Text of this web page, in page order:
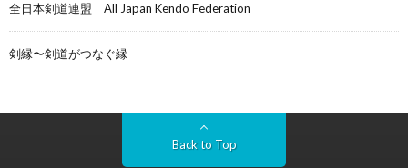
全日本剣道連盟 All Japan Kendo Federation
剣縁〜剣道がつなぐ縁
Back to Top